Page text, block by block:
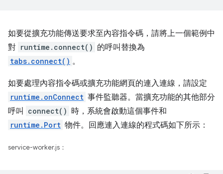
如要從擴充功能傳送要求至內容指令碼，請將上一個範例中
對 runtime.connect() 的呼叫替換為
tabs.connect() 。
如要處理內容指令碼或擴充功能網頁的連入連線，請設定
runtime.onConnect 事件監聽器。當擴充功能的其他部分
呼叫
connect() 時，系統會啟動這個事件和
runtime.Port 物件。回應連入連線的程式碼如下所示：
service-worker.js：